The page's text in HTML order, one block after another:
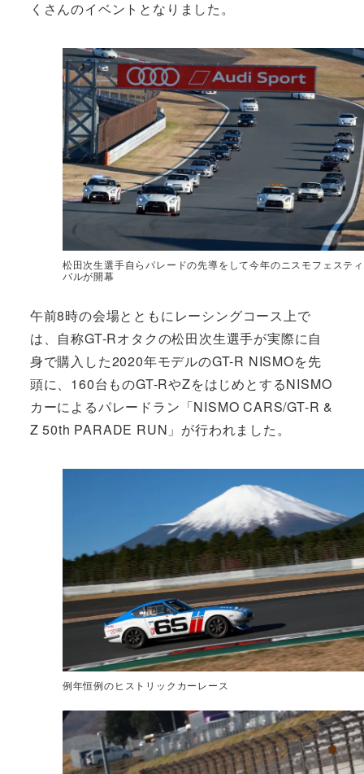
くさんのイベントとなりました。
松田次生選手自らパレードの先導をして今年のニスモフェスティ
バルが開幕
午前8時の会場とともにレーシングコース上で
は、自称GT-Rオタクの松田次生選手が実際に自
身で購入した2020年モデルのGT-R NISMOを先
頭に、160台ものGT-RやZをはじめとするNISMO
カーによるパレードラン「NISMO CARS/GT-R &
Z 50th PARADE RUN」が行われました。
例年恒例のヒストリックカーレース